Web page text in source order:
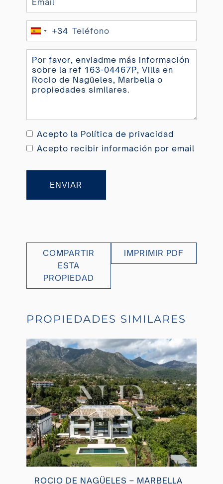
Spain+34
Acepto la Política de privacidad
Acepto recibir información por email
ENVIAR
COMPARTIR
ESTA
PROPIEDAD
IMPRIMIR PDF
PROPIEDADES SIMILARES
ROCIO DE NAGÜELES – MARBELLA